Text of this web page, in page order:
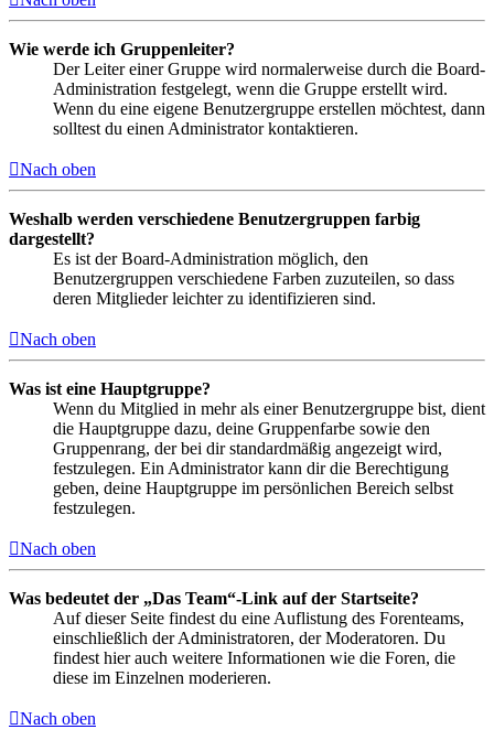
Wie werde ich Gruppenleiter?
Der Leiter einer Gruppe wird normalerweise durch die Board-
Administration festgelegt, wenn die Gruppe erstellt wird.
Wenn du eine eigene Benutzergruppe erstellen möchtest, dann
solltest du einen Administrator kontaktieren.
Nach oben
Weshalb werden verschiedene Benutzergruppen farbig
dargestellt?
Es ist der Board-Administration möglich, den
Benutzergruppen verschiedene Farben zuzuteilen, so dass
deren Mitglieder leichter zu identifizieren sind.
Nach oben
Was ist eine Hauptgruppe?
Wenn du Mitglied in mehr als einer Benutzergruppe bist, dient
die Hauptgruppe dazu, deine Gruppenfarbe sowie den
Gruppenrang, der bei dir standardmäßig angezeigt wird,
festzulegen. Ein Administrator kann dir die Berechtigung
geben, deine Hauptgruppe im persönlichen Bereich selbst
festzulegen.
Nach oben
Was bedeutet der „Das Team“-Link auf der Startseite?
Auf dieser Seite findest du eine Auflistung des Forenteams,
einschließlich der Administratoren, der Moderatoren. Du
findest hier auch weitere Informationen wie die Foren, die
diese im Einzelnen moderieren.
Nach oben